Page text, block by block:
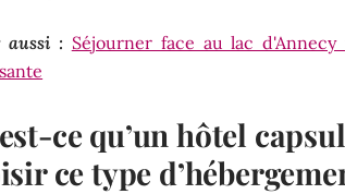
aussi : Séjourner face au lac
ce qu’un hôtel
ce type